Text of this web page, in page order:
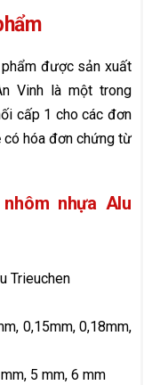
phẩm được sản xuất
Vinh là một trong
cấp 1 cho các đơn
có hóa đơn chứng từ
nhựa Alu
Trieuchen
0,15mm, 0,18mm,
5 mm, 6 mm